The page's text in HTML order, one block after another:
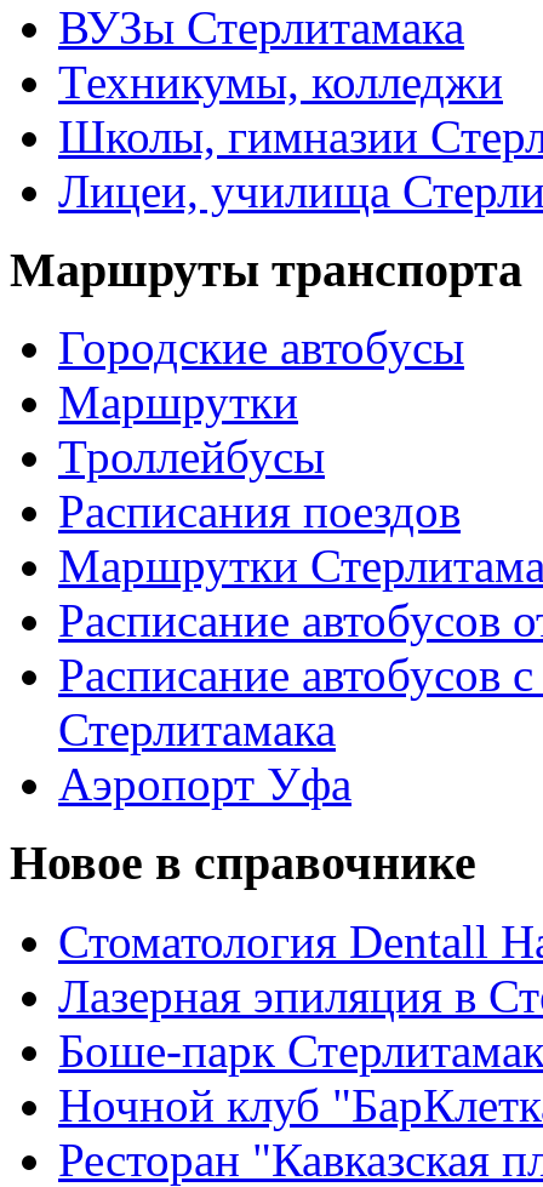
ВУЗы Стерлитамака
Техникумы, колледжи
Школы, гимназии
Лицеи, училища
Маршруты транспорта
Городские автобусы
Маршрутки
Троллейбусы
Расписания поездов
Маршрутки
Расписание автобусов
Расписание автобусов
Стерлитамака
Аэропорт Уфа
Новое в справочнике
Стоматология Dentall
Лазерная эпиляция в
Боше-парк
Ночной клуб
Ресторан "Кавказская